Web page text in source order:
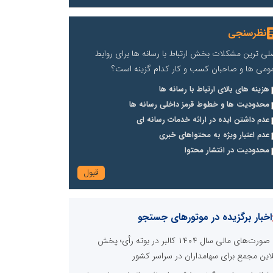
نظرسنجی
ترین مشکلات بخش ارتباط با رسانه ها برای روابط
ها و صاحبان کسب و کار کدام گزینه است؟
هزینه های بالای ارتباط با رسانه ها
محدودیت ها و خطوط قرمز داخلی رسانه ها
عدم داشتن ایده در ارائه خدمات رسانه ای
عدم اعتبار ویژه به محتواهای خبری
محدودیت در انتشار محتوا
اخبار برگزیده در موتورهای جستجو
صورت‌های مالی سال ۱۴۰۴ کالبر در بوته رأی؛ پخش
مجمع برای سهامداران در سراسر کشور